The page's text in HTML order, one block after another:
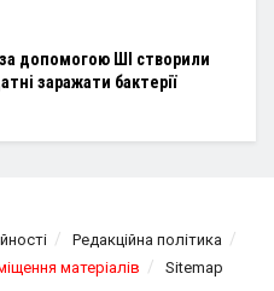
допомогою ШІ створили
заражати бактерії
Редакційна політика
матеріалів Sitemap